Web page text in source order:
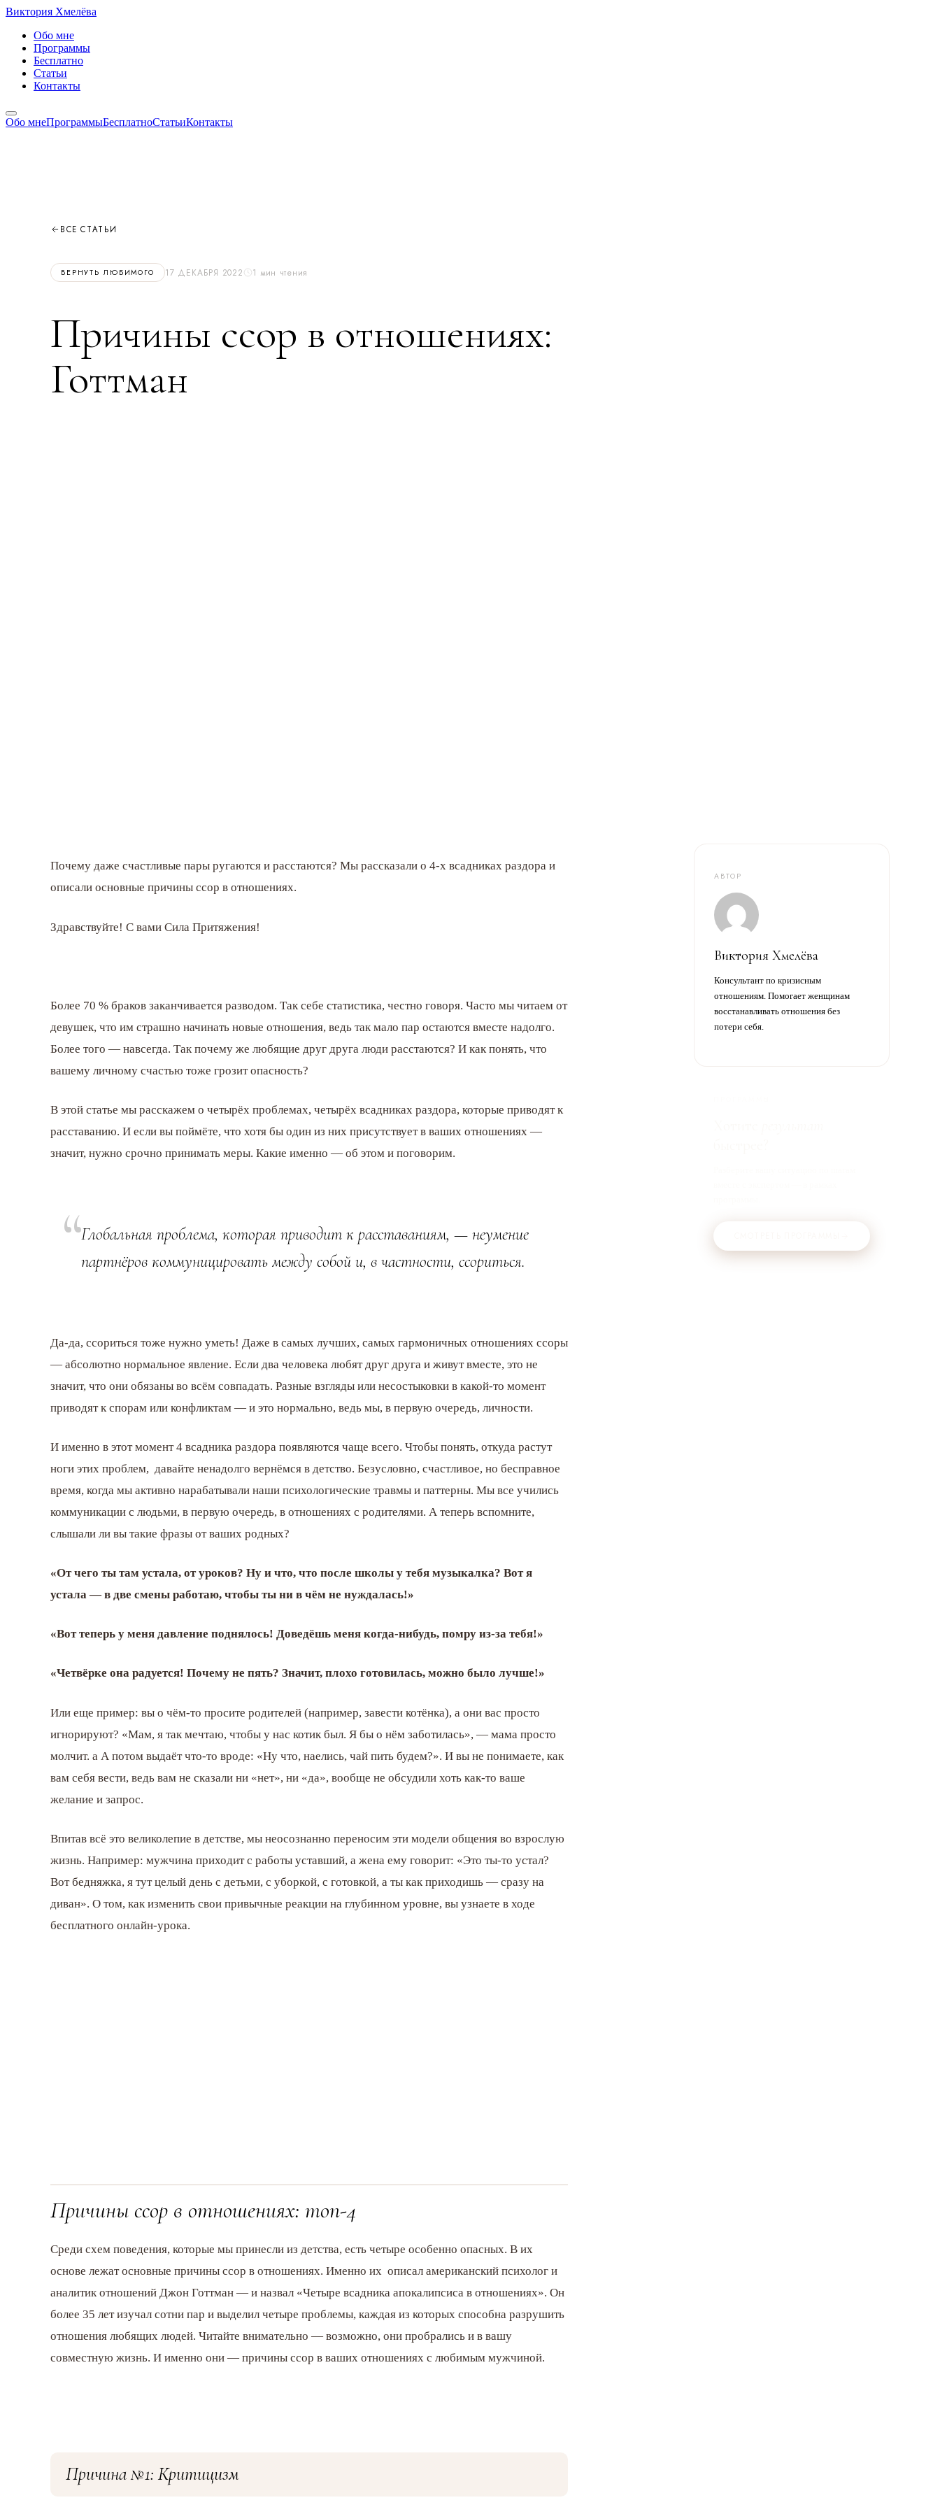
Виктория Хмелёва
Обо мне
Программы
Бесплатно
Статьи
Контакты
Обо мнеПрограммыБесплатноСтатьиКонтакты
ВСЕ СТАТЬИ
ВЕРНУТЬ ЛЮБИМОГО 17 ДЕКАБРЯ 2022 1 мин чтения
Причины ссор в отношениях:
Готтман
Почему даже счастливые пары ругаются и расстаются? Мы рассказали о 4-х всадниках раздора и
описали основные причины ссор в отношениях.
Здравствуйте! С вами Сила Притяжения!
Более 70 % браков заканчивается разводом. Так себе статистика, честно говоря. Часто мы читаем от
девушек, что им страшно начинать новые отношения, ведь так мало пар остаются вместе надолго.
Более того — навсегда. Так почему же любящие друг друга люди расстаются? И как понять, что
вашему личному счастью тоже грозит опасность?
В этой статье мы расскажем о четырёх проблемах, четырёх всадниках раздора, которые приводят к
расставанию. И если вы поймёте, что хотя бы один из них присутствует в ваших отношениях —
значит, нужно срочно принимать меры. Какие именно — об этом и поговорим.
Глобальная проблема, которая приводит к расставаниям, — неумение
партнёров коммуницировать между собой и, в частности, ссориться.
Да-да, ссориться тоже нужно уметь! Даже в самых лучших, самых гармоничных отношениях ссоры
— абсолютно нормальное явление. Если два человека любят друг друга и живут вместе, это не
значит, что они обязаны во всём совпадать. Разные взгляды или несостыковки в какой-то момент
приводят к спорам или конфликтам — и это нормально, ведь мы, в первую очередь, личности.
И именно в этот момент 4 всадника раздора появляются чаще всего. Чтобы понять, откуда растут
ноги этих проблем, давайте ненадолго вернёмся в детство. Безусловно, счастливое, но бесправное
время, когда мы активно нарабатывали наши психологические травмы и паттерны. Мы все учились
коммуникации с людьми, в первую очередь, в отношениях с родителями. А теперь вспомните,
слышали ли вы такие фразы от ваших родных?
«От чего ты там устала, от уроков? Ну и что, что после школы у тебя музыкалка? Вот я
устала — в две смены работаю, чтобы ты ни в чём не нуждалась!»
«Вот теперь у меня давление поднялось! Доведёшь меня когда-нибудь, помру из-за тебя!»
«Четвёрке она радуется! Почему не пять? Значит, плохо готовилась, можно было лучше!»
Или еще пример: вы о чём-то просите родителей (например, завести котёнка), а они вас просто
игнорируют? «Мам, я так мечтаю, чтобы у нас котик был. Я бы о нём заботилась», — мама просто
молчит. а А потом выдаёт что-то вроде: «Ну что, наелись, чай пить будем?». И вы не понимаете, как
вам себя вести, ведь вам не сказали ни «нет», ни «да», вообще не обсудили хоть как-то ваше
желание и запрос.
Впитав всё это великолепие в детстве, мы неосознанно переносим эти модели общения во взрослую
жизнь. Например: мужчина приходит с работы уставший, а жена ему говорит: «Это ты-то устал?
Вот бедняжка, я тут целый день с детьми, с уборкой, с готовкой, а ты как приходишь — сразу на
диван». О том, как изменить свои привычные реакции на глубинном уровне, вы узнаете в ходе
бесплатного онлайн-урока.
Причины ссор в отношениях: топ-4
Среди схем поведения, которые мы принесли из детства, есть четыре особенно опасных. В их
основе лежат основные причины ссор в отношениях. Именно их описал американский психолог и
аналитик отношений Джон Готтман — и назвал «Четыре всадника апокалипсиса в отношениях». Он
более 35 лет изучал сотни пар и выделил четыре проблемы, каждая из которых способна разрушить
отношения любящих людей. Читайте внимательно — возможно, они пробрались и в вашу
совместную жизнь. И именно они — причины ссор в ваших отношениях с любимым мужчиной.
Причина №1: Критицизм
АВТОР
Виктория Хмелёва
Консультант по кризисным
отношениям. Помогает женщинам
восстанавливать отношения без
потери себя.